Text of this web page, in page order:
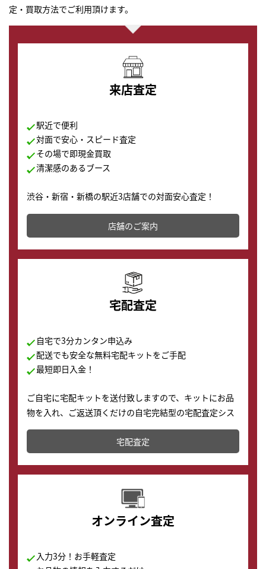
定・買取方法でご利用頂けます。
来店査定
駅近で便利
対面で安心・スピード査定
その場で即現金買取
清潔感のあるブース
渋谷・新宿・新橋の駅近3店舗での対面安心査定！
その場で現金買取致します。渋谷本店では、時計販売の
店舗を併設しており、下取りに出してお得に新しい時計
の購入もできます♪
店舗のご案内
宅配査定
自宅で3分カンタン申込み
配送でも安全な無料宅配キットをご手配
最短即日入金！
ご自宅に宅配キットを送付致しますので、キットにお品
物を入れ、ご返送頂くだけの自宅完結型の宅配査定シス
テムです。
配送でも簡単&安全に査定・買取に出すことが可能で
す。
宅配査定
オンライン査定
入力3分！お手軽査定